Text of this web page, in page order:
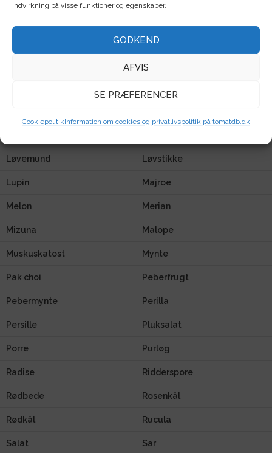
indvirkning på visse funktioner og egenskaber.
GODKEND
AFVIS
SE PRÆFERENCER
CookiepolitikInformation om cookies og privatlivspolitik på tomatdb.dk
Klatreblomster
Koriander
Løvemund Løvstikke
Lupin Majroe
Melon Merian
Mizuna Malope
Muskuskatost Mynte
Pak choi Peberfrugt
Pebermynte Perilla
Persille Pluksalat
Porre Purløg
Radise Ridderspore
Rødbede Rosenkål
Rødkål Rucula
Salat Sar